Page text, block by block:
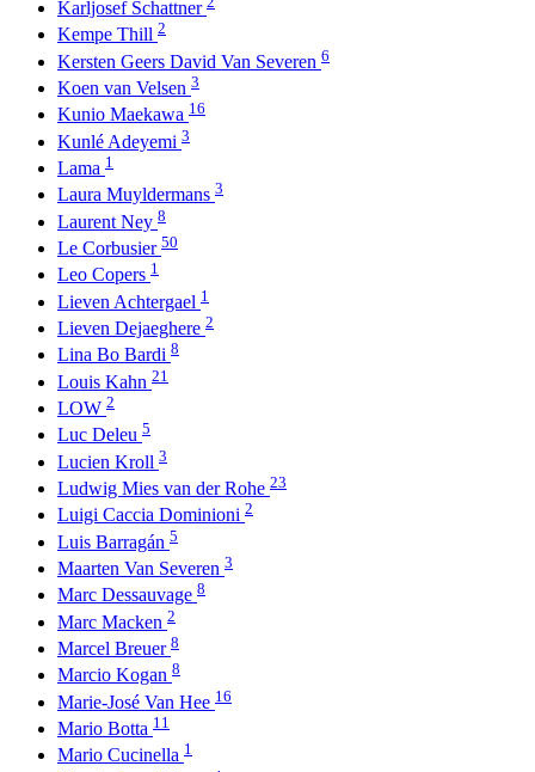
Karljosef Schattner
Kempe Thill 2
Kersten Geers David Van Severen 6
Koen van Velsen 3
Kunio Maekawa 16
Kunlé Adeyemi 3
Lama 1
Laura Muyldermans 3
Laurent Ney 8
Le Corbusier 50
Leo Copers 1
Lieven Achtergael 1
Lieven Dejaeghere 2
Lina Bo Bardi 8
Louis Kahn 21
LOW 2
Luc Deleu 5
Lucien Kroll 3
Ludwig Mies van der Rohe 23
Luigi Caccia Dominioni 2
Luis Barragán 5
Maarten Van Severen 3
Marc Dessauvage 8
Marc Macken 2
Marcel Breuer 8
Marcio Kogan 8
Marie-José Van Hee 16
Mario Botta 11
Mario Cucinella 1